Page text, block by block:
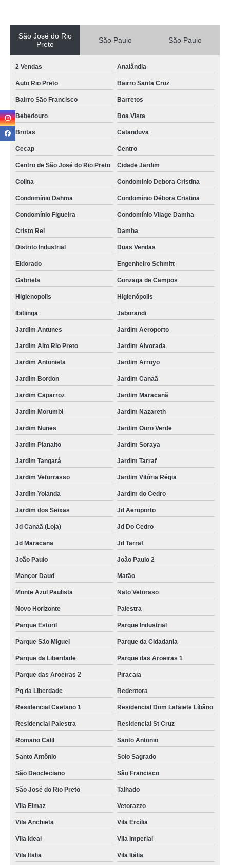
São José do Rio
Preto
São Paulo São Paulo
2 Vendas Analândia
Auto Rio Preto Bairro Santa Cruz
Bairro São Francisco Barretos
Bebedouro Boa Vista
Brotas Catanduva
Cecap Centro
Centro de São José do Rio Preto Cidade Jardim
Colina Condominio Debora Cristina
Condomínio Dahma Condomínio Débora Cristina
Condomínio Figueira Condomínio Vilage Damha
Cristo Rei Damha
Distrito Industrial Duas Vendas
Eldorado Engenheiro Schmitt
Gabriela Gonzaga de Campos
Higienopolis Higienópolis
Ibitiinga Jaborandi
Jardim Antunes Jardim Aeroporto
Jardim Alto Rio Preto Jardim Alvorada
Jardim Antonieta Jardim Arroyo
Jardim Bordon Jardim Canaã
Jardim Caparroz Jardim Maracanã
Jardim Morumbi Jardim Nazareth
Jardim Nunes Jardim Ouro Verde
Jardim Planalto Jardim Soraya
Jardim Tangará Jardim Tarraf
Jardim Vetorrasso Jardim Vitória Régia
Jardim Yolanda Jardim do Cedro
Jardim dos Seixas Jd Aeroporto
Jd Canaã (Loja) Jd Do Cedro
Jd Maracana Jd Tarraf
João Paulo João Paulo 2
Mançor Daud Matão
Monte Azul Paulista Nato Vetoraso
Novo Horizonte Palestra
Parque Estoril Parque Industrial
Parque São Miguel Parque da Cidadania
Parque da Liberdade Parque das Aroeiras 1
Parque das Aroeiras 2 Piracaia
Pq da Liberdade Redentora
Residencial Caetano 1 Residencial Dom Lafaiete Líbâno
Residencial Palestra Residencial St Cruz
Romano Calil Santo Antonio
Santo Antônio Solo Sagrado
São Deocleciano São Francisco
São José do Rio Preto Talhado
VIla Elmaz Vetorazzo
Vila Anchieta Vila Ercília
Vila Ideal Vila Imperial
Vila Italia Vila Itália